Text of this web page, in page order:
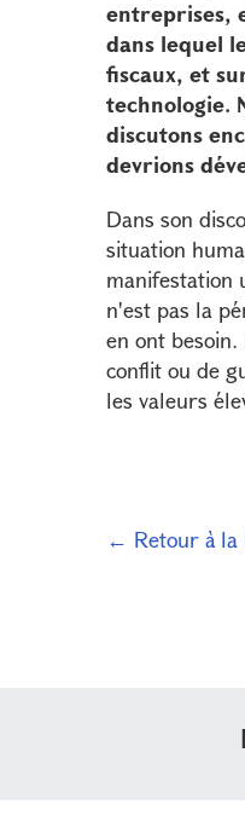
entreprises,
dans lequel
fiscaux, et
technologie.
discutons
devrions
Dans son
situation
manifestation
n'est pas la
en ont
conflit ou de
les valeurs
← Retour à la